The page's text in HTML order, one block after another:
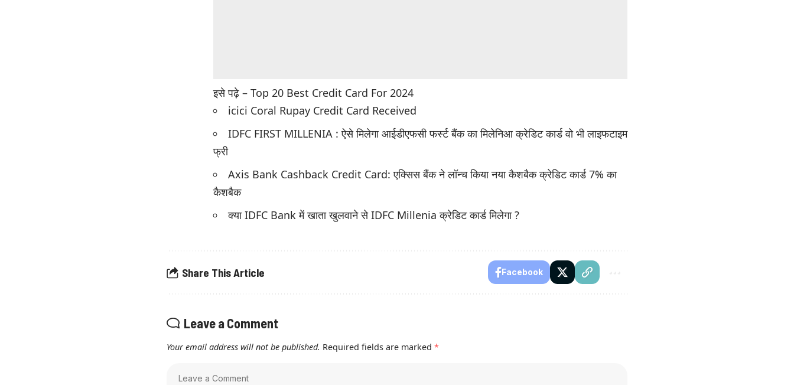
इसे पढ़े – Top 20 Best Credit Card For 2024
icici Coral Rupay Credit Card Received
IDFC FIRST MILLENIA : ऐसे मिलेगा आईडीएफसी फर्स्ट बैंक का मिलेनिआ क्रेडिट कार्ड वो भी लाइफटाइम
फ्री
Axis Bank Cashback Credit Card: एक्सिस बैंक ने लॉन्च किया नया कैशबैक क्रेडिट कार्ड 7% का
कैशबैक
क्या IDFC Bank में खाता खुलवाने से IDFC Millenia क्रेडिट कार्ड मिलेगा ?
Share This Article Facebook
Leave a Comment
Your email address will not be published. Required fields are marked *